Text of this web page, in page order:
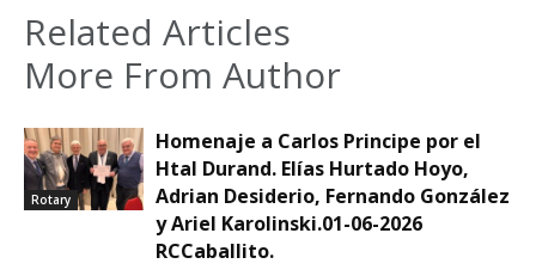
Related Articles
More From Author
Rotary
Homenaje a Carlos Principe por el
Htal Durand. Elías Hurtado Hoyo,
Adrian Desiderio, Fernando González
y Ariel Karolinski.01-06-2026
RCCaballito.